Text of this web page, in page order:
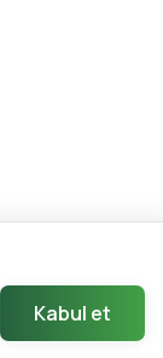
Hizmetleri |
Kabul et